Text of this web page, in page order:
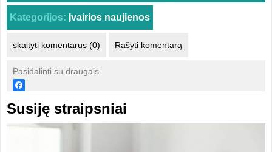
Kategorijos: Įvairios naujienos
skaityti komentarus (0) Rašyti komentarą
Pasidalinti su draugais
Susiję straipsniai